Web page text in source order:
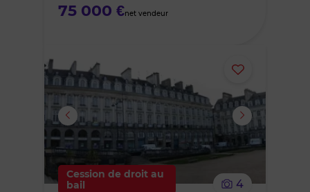
75 000 €net vendeur
Ajouter
ou
supprimer
Cession de droit au
bail
4